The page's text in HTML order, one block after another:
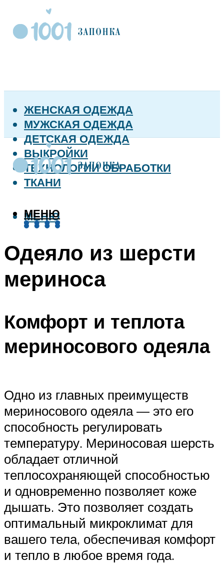
ЖЕНСКАЯ ОДЕЖДА
МУЖСКАЯ ОДЕЖДА
ДЕТСКАЯ ОДЕЖДА
ВЫКРОЙКИ
ТЕХНОЛОГИИ ОБРАБОТКИ
ТКАНИ
МЕНЮ
МЕНЮ
Одеяло из шерсти
мериноса
Комфорт и теплота
мериносового одеяла
Одно из главных преимуществ
мериносового одеяла — это его
способность регулировать
температуру. Мериносовая шерсть
обладает отличной
теплосохраняющей способностью
и одновременно позволяет коже
дышать. Это позволяет создать
оптимальный микроклимат для
вашего тела, обеспечивая комфорт
и тепло в любое время года.